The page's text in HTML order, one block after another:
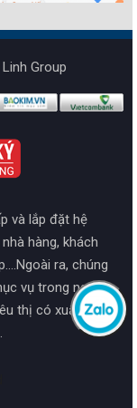
Group
và lắp đặt hệ
hàng, khách
ra, chúng
vụ trong ngành
thị có xuất xứ từ